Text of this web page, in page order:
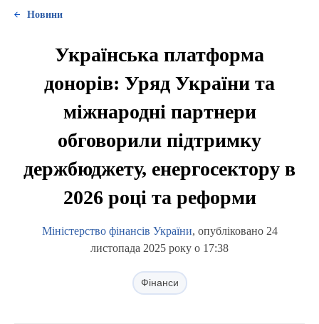
Новини
Українська платформа
донорів: Уряд України та
міжнародні партнери
обговорили підтримку
держбюджету, енергосектору в
2026 році та реформи
Міністерство фінансів України, опубліковано 24
листопада 2025 року о 17:38
Фінанси